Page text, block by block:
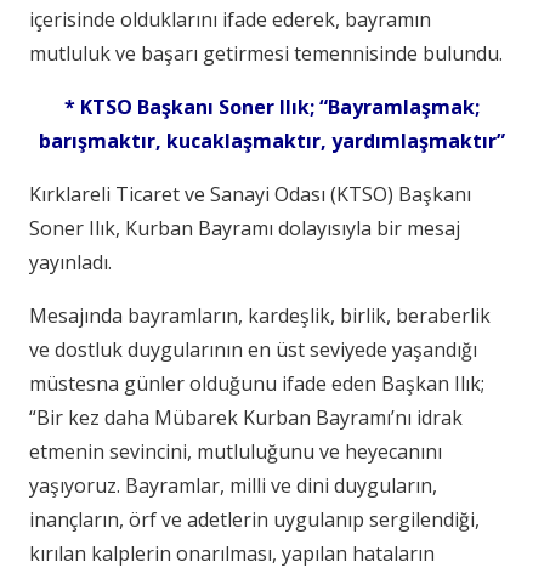
içerisinde olduklarını ifade ederek, bayramın
mutluluk ve başarı getirmesi temennisinde bulundu.
* KTSO Başkanı Soner Ilık; “Bayramlaşmak;
barışmaktır, kucaklaşmaktır, yardımlaşmaktır”
Kırklareli Ticaret ve Sanayi Odası (KTSO) Başkanı
Soner Ilık, Kurban Bayramı dolayısıyla bir mesaj
yayınladı.
Mesajında bayramların, kardeşlik, birlik, beraberlik
ve dostluk duygularının en üst seviyede yaşandığı
müstesna günler olduğunu ifade eden Başkan Ilık;
“Bir kez daha Mübarek Kurban Bayramı’nı idrak
etmenin sevincini, mutluluğunu ve heyecanını
yaşıyoruz. Bayramlar, milli ve dini duyguların,
inançların, örf ve adetlerin uygulanıp sergilendiği,
kırılan kalplerin onarılması, yapılan hataların